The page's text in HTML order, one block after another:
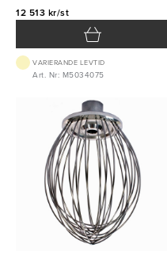
12 513 kr/st
VARIERANDE LEVTID
Art. Nr: M5034075